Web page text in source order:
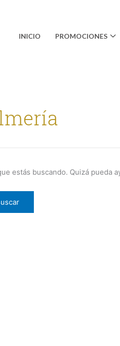
INICIO PROMOCIONES
estás buscando. Quizá pueda